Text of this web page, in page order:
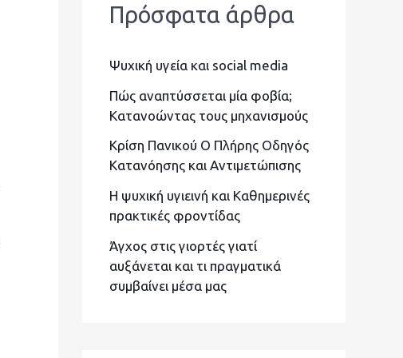
ή
η
σ
η
γ
ι
α
Πρόσφατα άρθρα
Ψυχική υγεία και social media
Πώς αναπτύσσεται μία φοβία;
Κατανοώντας τους μηχανισμούς
Κρίση Πανικού Ο Πλήρης Οδηγός
Κατανόησης και Αντιμετώπισης
Η ψυχική υγιεινή και Καθημερινές
πρακτικές φροντίδας
Άγχος στις γιορτές γιατί
αυξάνεται και τι πραγματικά
συμβαίνει μέσα μας